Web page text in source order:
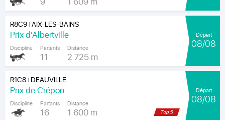
R8C9|AIX-LES-BAINS
Prix d'Albertville
Discipline Partants
11
Distance
2 725 m
Départ
08/08
R1C8| DEAUVILLE
Prix de Crépon
Discipline Partants
16
Distance
1 600 m
Départ
08/08